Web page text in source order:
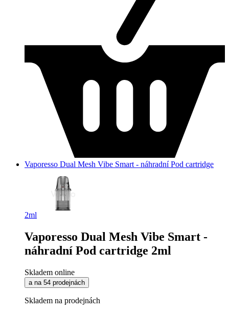
Vaporesso Dual Mesh Vibe Smart - náhradní Pod cartridge
2ml
Vaporesso Dual Mesh Vibe Smart -
náhradní Pod cartridge 2ml
Skladem online
a na 54 prodejnách
Skladem na prodejnách